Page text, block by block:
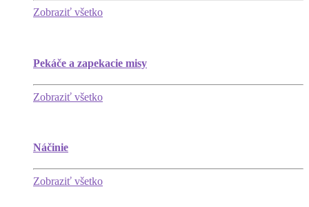
Zobraziť všetko
Pekáče a zapekacie misy
Zobraziť všetko
Náčinie
Zobraziť všetko